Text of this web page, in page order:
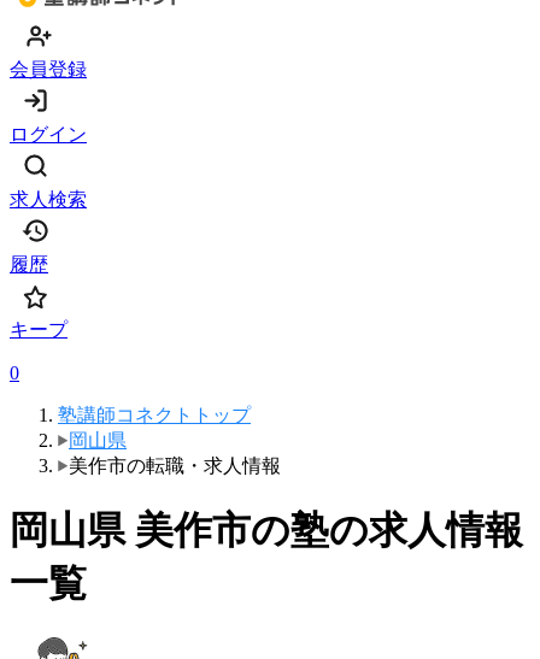
会員登録
ログイン
求人検索
履歴
キープ
0
塾講師コネクトトップ
岡山県
美作市の転職・求人情報
岡山県 美作市の塾の求人情報
一覧